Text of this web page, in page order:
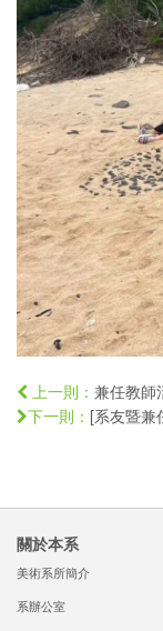
上一則： 兼任教師
下一則： [系友暨兼
關於本系
美術系所簡介
系辦公室